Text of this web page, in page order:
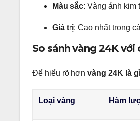
Màu sắc: Vàng ánh kim
Giá trị: Cao nhất trong
So sánh vàng 24K với
Để hiểu rõ hơn vàng 24K là gì
Loại vàng Hàm